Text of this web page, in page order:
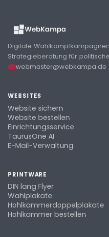
Digitale
Strategieberatung für
webmaster@webkampa.de
WEBSITES
Website sichern
Website bestellen
Einrichtungsservice
TaurusOne AI
E-Mail-Verwaltung
PRINTWARE
DIN lang Flyer
Wahlplakate
Hohlkammerdoppelplakate
Hohlkammer bestellen